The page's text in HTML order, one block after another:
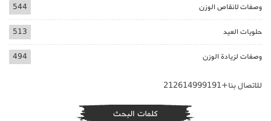
وصفات لانقاص الوزن 544
حلويات العيد 513
وصفات لزيادة الوزن 494
للاتصال بنا+212614999191
كلمات البحث